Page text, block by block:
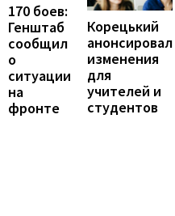
170 боев:
Генштаб
сообщил
о
ситуации
на
фронте
Корецький
анонсировал
изменения
для
учителей и
студентов